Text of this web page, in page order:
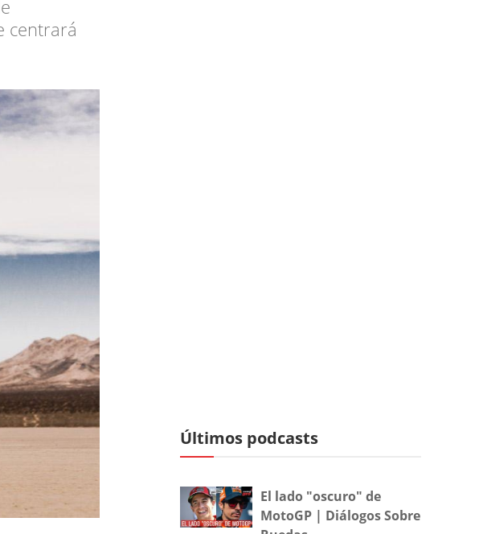
centrará
Últimos podcasts
El lado "oscuro" de
MotoGP | Diálogos Sobre